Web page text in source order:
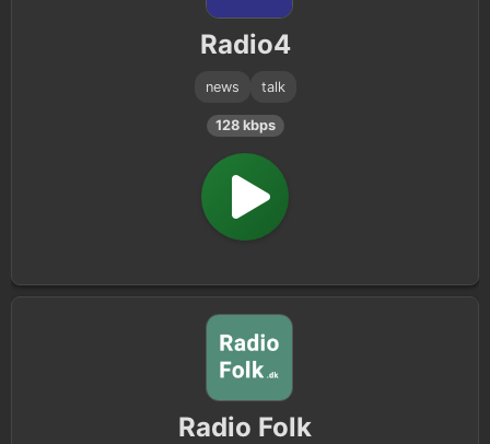
Radio4
news talk
128 kbps
Radio Folk